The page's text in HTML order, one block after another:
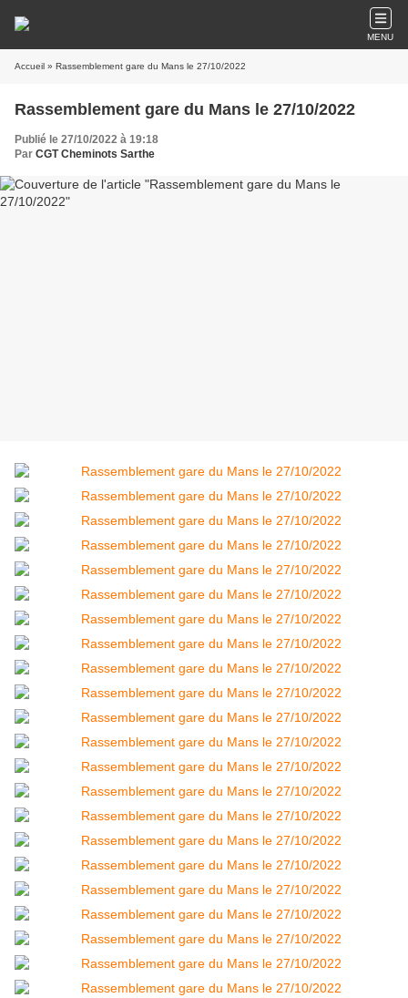
MENU
Accueil » Rassemblement gare du Mans le 27/10/2022
Rassemblement gare du Mans le 27/10/2022
Publié le 27/10/2022 à 19:18
Par CGT Cheminots Sarthe